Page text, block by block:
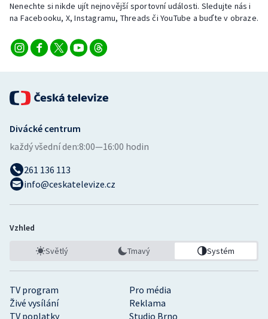
Nenechte si nikde ujít nejnovější sportovní události. Sledujte nás i
na Facebooku, X, Instagramu, Threads či YouTube a buďte v obraze.
TV program
Pro média
Živé vysílání
Reklama
TV poplatky
Studio Brno
Divácké centrum
každý všední den:8:00—16:00 hodin
261 136 113
info@ceskatelevize.cz
Vzhled
Světlý Tmavý Systém